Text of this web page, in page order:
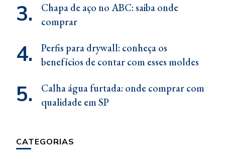
Chapa de aço no ABC: saiba onde
comprar
Perfis para drywall: conheça os
benefícios de contar com esses moldes
Calha água furtada: onde comprar com
qualidade em SP
CATEGORIAS